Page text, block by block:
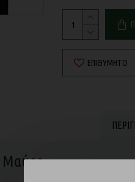
ΕΠΙΘΥΜΗΤΌ
Μαύρο